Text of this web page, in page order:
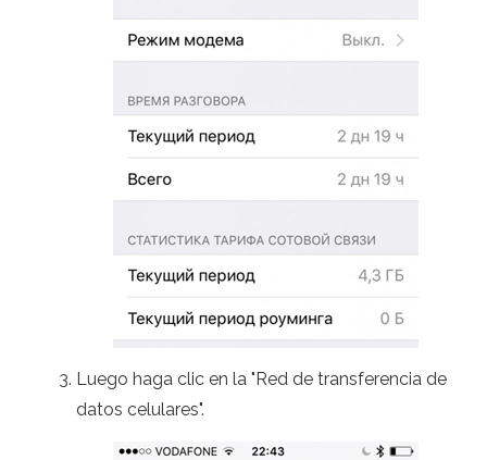
Luego haga clic en la "Red de transferencia de
datos celulares".